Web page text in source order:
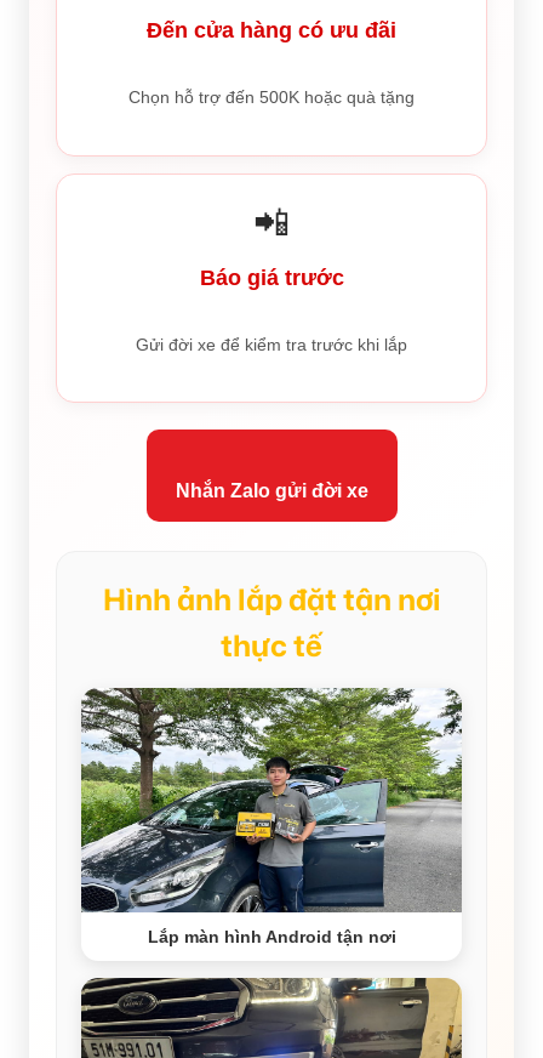
Đến cửa hàng có ưu đãi
Chọn hỗ trợ đến 500K hoặc quà tặng
📲
Báo giá trước
Gửi đời xe để kiểm tra trước khi lắp
Nhắn Zalo gửi đời xe
Hình ảnh lắp đặt tận nơi
thực tế
Lắp màn hình Android tận nơi